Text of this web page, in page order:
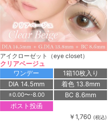
アイクローゼット（eye closet）
クリアベージュ
ワンデー
1箱10枚入り
DIA 14.5mm
着色 13.8mm
±0.00〜-8.00
BC 8.6mm
ポスト投函
￥1,760 (税込)